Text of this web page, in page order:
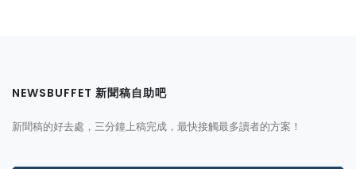
NEWSBUFFET 新聞稿自助吧
新聞稿的好去處，三分鐘上稿完成，最快接觸最多讀者的方案！